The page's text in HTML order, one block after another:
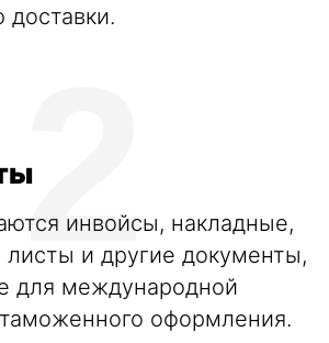
инвойсы, накладные,
листы и другие документы,
для международной
оформления.
2